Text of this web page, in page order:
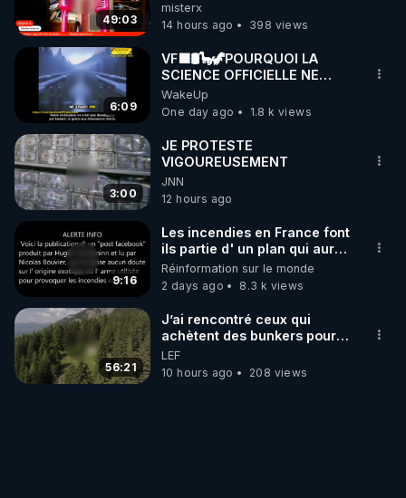
49:03
misterx
14 hours ago
398 views
6:09
VF🟩🛢🦕🦖POURQUOI LA
SCIENCE OFFICIELLE NE
CONNAÎT-ELLE PAS LA VRAIE
ORIGINE DU PÉTROL -
Jocelyne Tr
WakeUp
One day ago
1.8 k views
3:00
JE PROTESTE
VIGOUREUSEMENT
JNN
12 hours ago
9:16
Les incendies en France font
ils partie d' un plan qui aurait
débuté le 11 septembre 2001
?
Réinformation sur le monde
2 days ago
8.3 k views
56:21
J’ai rencontré ceux qui
achètent des bunkers pour
survivre à la fin du monde
LEF
10 hours ago
208 views